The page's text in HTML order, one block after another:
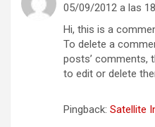
05/09/2012 a las
Hi, this is a
To delete a
posts’ comments,
to edit or delete
Pingback: Satellite